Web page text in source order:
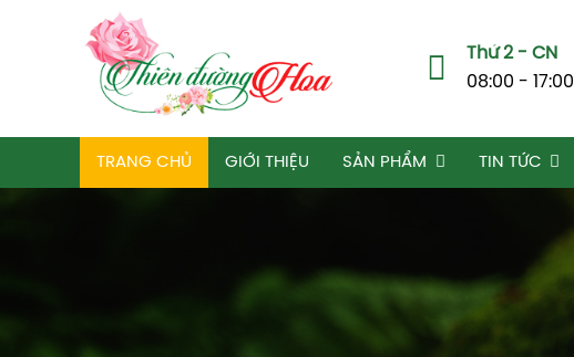
Thứ 2 - CN
08:00 - 17:00
TRANG CHỦ GIỚI THIỆU SẢN PHẨM TIN TỨC